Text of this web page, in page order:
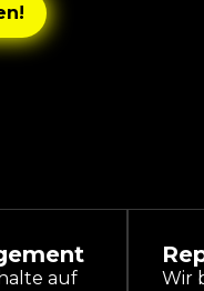
auf
Wir